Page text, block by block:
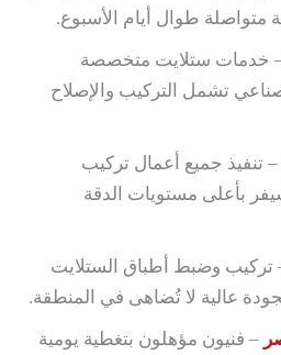
متواصلة طوال أيام الأسبوع.
خدمات ستلايت متخصصة
تشمل التركيب والإصلاح
– تنفيذ جميع أعمال تركيب
بأعلى مستويات الدقة
تركيب وضبط أطباق الستلايت
عالية لا تُضاهى في المنطقة.
– فنيون مؤهلون بتغطية يومية